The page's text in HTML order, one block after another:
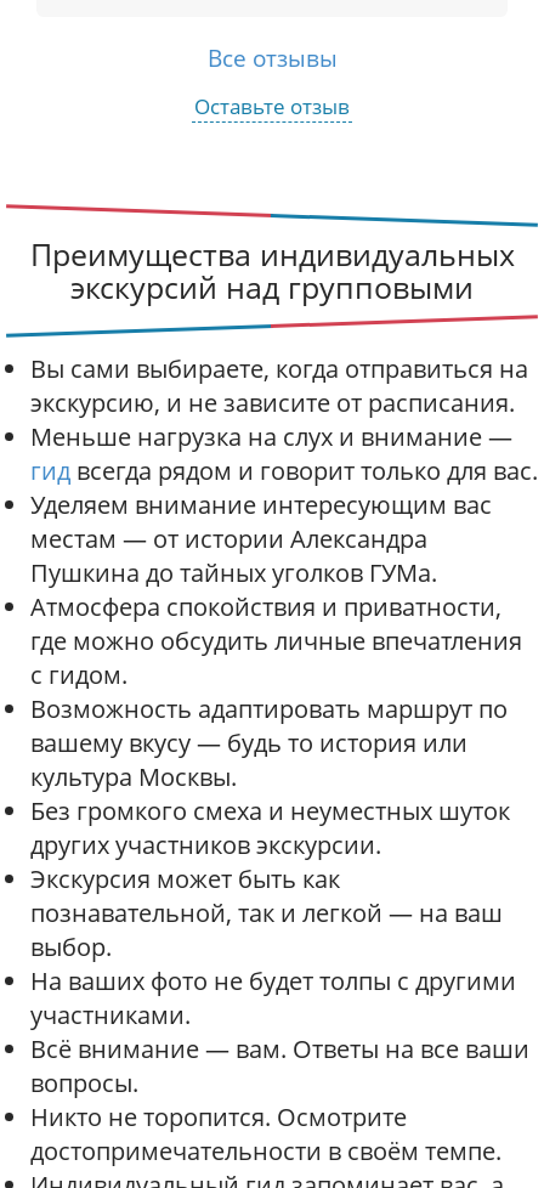
Все отзывы
Оставьте отзыв
Преимущества индивидуальных
экскурсий над групповыми
Вы сами выбираете, когда отправиться на
экскурсию, и не зависите от расписания.
Меньше нагрузка на слух и внимание —
гид всегда рядом и говорит только для вас.
Уделяем внимание интересующим вас
местам — от истории Александра
Пушкина до тайных уголков ГУМа.
Атмосфера спокойствия и приватности,
где можно обсудить личные впечатления
с гидом.
Возможность адаптировать маршрут по
вашему вкусу — будь то история или
культура Москвы.
Без громкого смеха и неуместных шуток
других участников экскурсии.
Экскурсия может быть как
познавательной, так и легкой — на ваш
выбор.
На ваших фото не будет толпы с другими
участниками.
Всё внимание — вам. Ответы на все ваши
вопросы.
Никто не торопится. Осмотрите
достопримечательности в своём темпе.